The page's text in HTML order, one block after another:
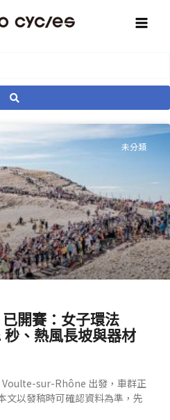
未分類
開賽：女子環法
秒、熱風長坡與器材
Voulte-sur-Rhône 出發，車群正
以發稿時可確認資料為準，先